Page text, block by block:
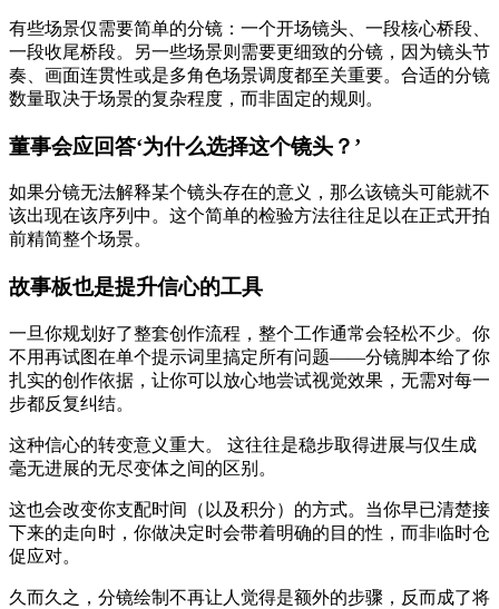
有些场景仅需要简单的分镜：一个开场镜头、一段核心桥段、
一段收尾桥段。另一些场景则需要更细致的分镜，因为镜头节
奏、画面连贯性或是多角色场景调度都至关重要。合适的分镜
数量取决于场景的复杂程度，而非固定的规则。
董事会应回答‘为什么选择这个镜头？’
如果分镜无法解释某个镜头存在的意义，那么该镜头可能就不
该出现在该序列中。这个简单的检验方法往往足以在正式开拍
前精简整个场景。
故事板也是提升信心的工具
一旦你规划好了整套创作流程，整个工作通常会轻松不少。你
不用再试图在单个提示词里搞定所有问题——分镜脚本给了你
扎实的创作依据，让你可以放心地尝试视觉效果，无需对每一
步都反复纠结。
这种信心的转变意义重大。 这往往是稳步取得进展与仅生成
毫无进展的无尽变体之间的区别。
这也会改变你支配时间（以及积分）的方式。当你早已清楚接
下来的走向时，你做决定时会带着明确的目的性，而非临时仓
促应对。
久而久之，分镜绘制不再让人觉得是额外的步骤，反而成了将